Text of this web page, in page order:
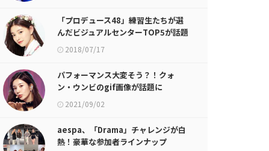
「プロデュース48」練習生たちが選
んだビジュアルセンターTOP5が話題
に 2018/07/17
パフォーマンス大変そう？！クォ
ン・ウンビのgif画像が話題に
2021/09/02
aespa、「Drama」チャレンジが白
熱！豪華な参加者ラインナップ